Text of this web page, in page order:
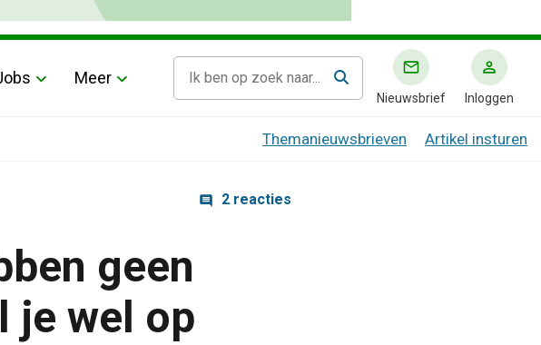
Meer
Nieuwsbrief Inloggen
Themanieuwsbrieven Artikel insturen
2 reacties
geen
je wel op